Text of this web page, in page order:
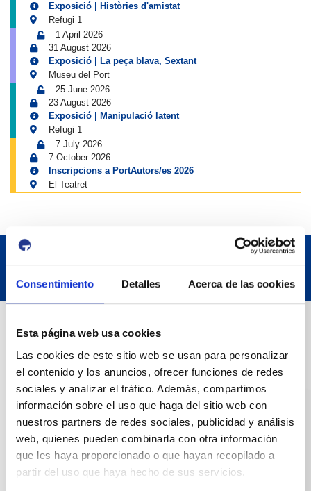
Consentimiento Detalles Acerca de las cookies
Esta página web usa cookies
Las cookies de este sitio web se usan para personalizar
el contenido y los anuncios, ofrecer funciones de redes
sociales y analizar el tráfico. Además, compartimos
información sobre el uso que haga del sitio web con
nuestros partners de redes sociales, publicidad y análisis
web, quienes pueden combinarla con otra información
que les haya proporcionado o que hayan recopilado a
partir del uso que haya hecho de sus servicios.
Exposició | Històries d'amistat
Refugi 1
1 April 2026
31 August 2026
Exposició | La peça blava, Sextant
Museu del Port
25 June 2026
23 August 2026
Exposició | Manipulació latent
Refugi 1
7 July 2026
7 October 2026
Inscripcions a PortAutors/es 2026
El Teatret
Contact
Adreça
Passeig de l'Escullera s/n, 43004 Tarragona
Contact number
977 259 400
Emergency